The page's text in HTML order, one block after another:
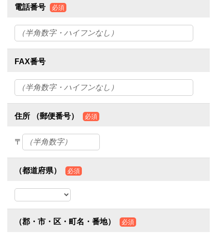
電話番号 必須
FAX番号
住所 （郵便番号） 必須
〒
（都道府県） 必須
（郡・市・区・町名・番地） 必須